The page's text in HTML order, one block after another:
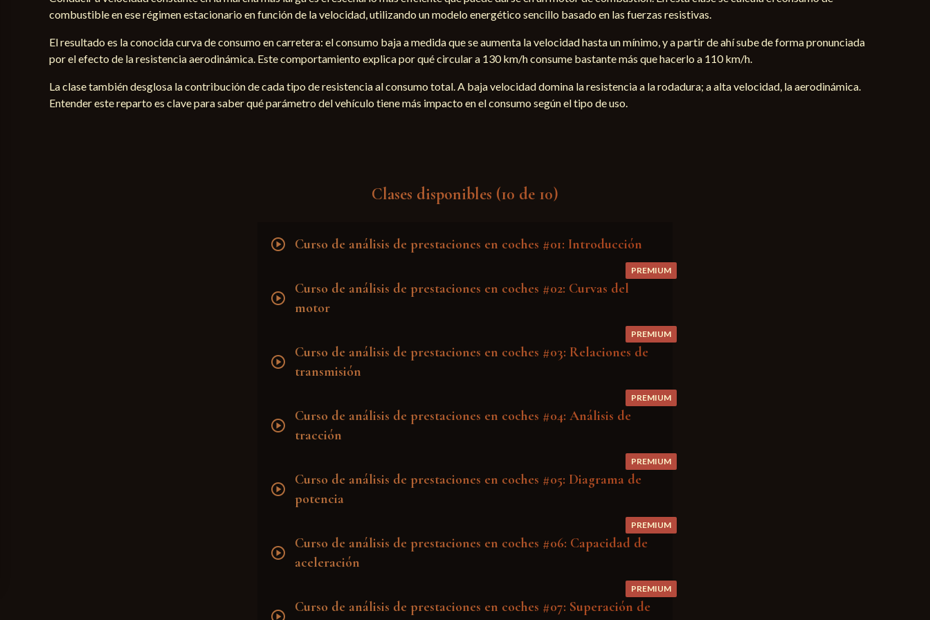
combustible en ese régimen estacionario en función de la velocidad, utilizando un modelo energético sencillo basado en las fuerzas resistivas.
El resultado es la conocida curva de consumo en carretera: el consumo baja a medida que se aumenta la velocidad hasta un mínimo, y a partir de ahí sube de forma pronunciada
por el efecto de la resistencia aerodinámica. Este comportamiento explica por qué circular a 130 km/h consume bastante más que hacerlo a 110 km/h.
La clase también desglosa la contribución de cada tipo de resistencia al consumo total. A baja velocidad domina la resistencia a la rodadura; a alta velocidad, la aerodinámica.
Entender este reparto es clave para saber qué parámetro del vehículo tiene más impacto en el consumo según el tipo de uso.
Clases disponibles (10 de 10)
play_circle Curso de análisis de prestaciones en coches #01: Introducción
PREMIUM
play_circle
Curso de análisis de prestaciones en coches #02: Curvas del
motor
PREMIUM
play_circle
Curso de análisis de prestaciones en coches #03: Relaciones de
transmisión
PREMIUM
play_circle
Curso de análisis de prestaciones en coches #04: Análisis de
tracción
PREMIUM
play_circle
Curso de análisis de prestaciones en coches #05: Diagrama de
potencia
PREMIUM
play_circle
Curso de análisis de prestaciones en coches #06: Capacidad de
aceleración
PREMIUM
play_circle
Curso de análisis de prestaciones en coches #07: Superación de